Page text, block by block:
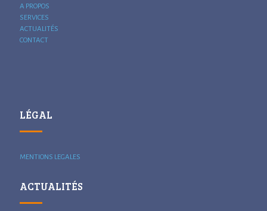
A PROPOS
SERVICES
ACTUALITÉS
CONTACT
LÉGAL
MENTIONS LEGALES
ACTUALITÉS